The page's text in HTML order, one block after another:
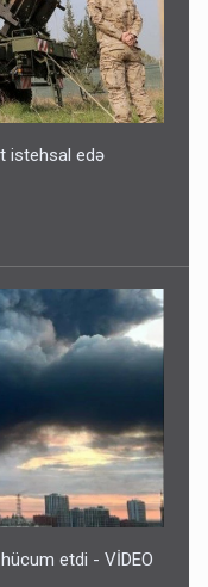
istehsal edə
etdi - VİDEO